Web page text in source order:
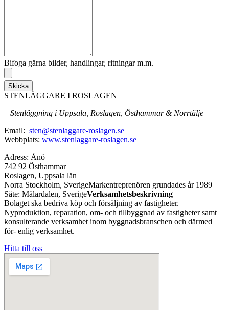
Bifoga gärna bilder, handlingar, ritningar m.m.
Skicka
STENLÄGGARE I ROSLAGEN
– Stenläggning i Uppsala, Roslagen, Östhammar & Norrtälje
Email: sten@stenlaggare-roslagen.se
Webbplats: www.stenlaggare-roslagen.se
Adress: Ånö
742 92 Östhammar
Roslagen, Uppsala län
Norra Stockholm, SverigeMarkentreprenören grundades år 1989
Säte: Mälardalen, SverigeVerksamhetsbeskrivning
Bolaget ska bedriva köp och försäljning av fastigheter.
Nyproduktion, reparation, om- och tillbyggnad av fastigheter samt
konsulterande verksamhet inom byggnadsbranschen och därmed
för- enlig verksamhet.
Hitta till oss